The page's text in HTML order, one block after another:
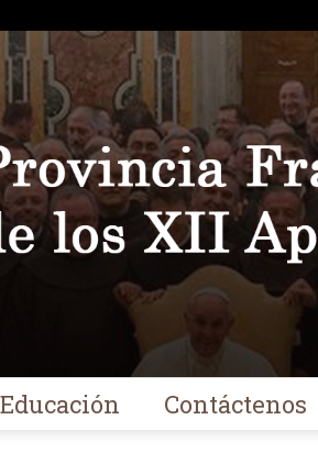
Educación Contáctenos